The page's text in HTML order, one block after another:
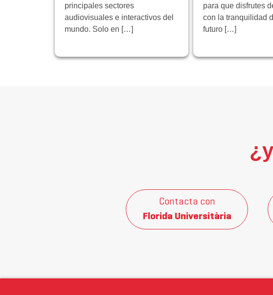
principales sectores
audiovisuales e interactivos del
mundo. Solo en […]
para que disfrutes
con la tranquilidad
futuro […]
Contacta con
Florida Universitària